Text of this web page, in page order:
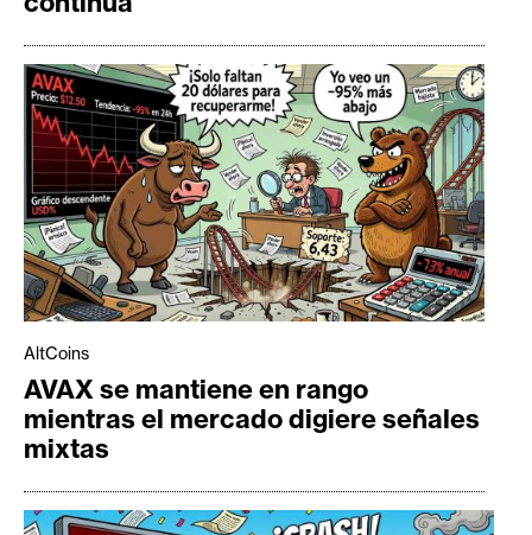
AltCoins
AVAX se mantiene en rango
mientras el mercado digiere señales
mixtas